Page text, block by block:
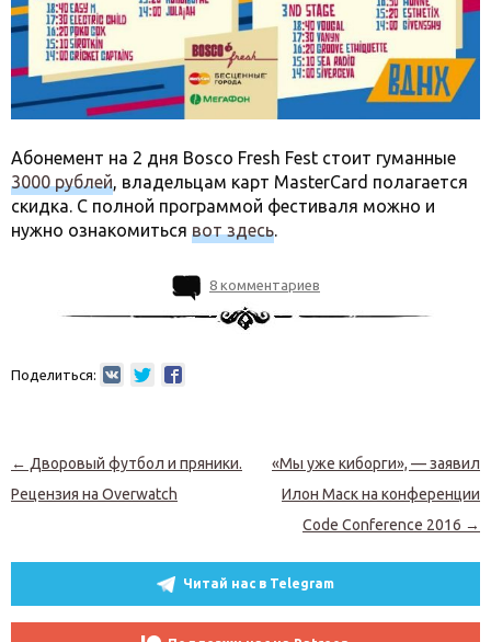
Абонемент на 2 дня Bosco Fresh Fest стоит гуманные
3000 рублей, владельцам карт MasterCard полагается
скидка. С полной программой фестиваля можно и
нужно ознакомиться вот здесь.
8 комментариев
Поделиться:
Навигация по записям
← Дворовый футбол и пряники.
Рецензия на Overwatch
«Мы уже киборги», — заявил
Илон Маск на конференции
Code Conference 2016 →
Читай нас в Telegram